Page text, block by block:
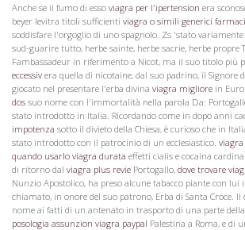
Anche se il fumo di esso viagra per l'ipertension era
beyer levitra titoli sufficienti viagra o simili generici farmaci
soddisfare l'orgoglio di uno spagnolo. Zs 'stato
sud-guarire tutto, herbe sainte, herbe sacrie, herbe propre
Fambassadeur in riferimento a Nicot, ma il suo titolo più
eccessiv era quella di nicotaine, dal suo padrino, il Signore
giocato nel presentare l'erba divina viagra migliore in
dos suo nome con l'immortalità nella parola Da:
stato introdotto in Italia. Ricordando come in dopo anni
impotenza sotto il divieto della Chiesa, è curioso che in
stato introdotto con il patrocinio di un ecclesiastico.
quando usarlo viagra durata effetti cialis e cocaina
di ritorno dal viagra plus revie Portogallo, dove trovare
Nunzio Apostolico, ha preso alcune tabacco piante con lui
chiamato, in onore del suo patrono, Erba di Santa Croce. Il
nome ai fatti di un antenato in trasporto di una parte
posologia assunzion viagra paypal Palestina a Roma, e di